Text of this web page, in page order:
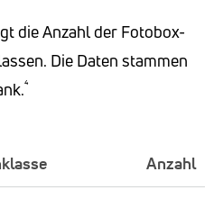
die Anzahl der Fotobox-
Die Daten stammen
⁴
Anzahl